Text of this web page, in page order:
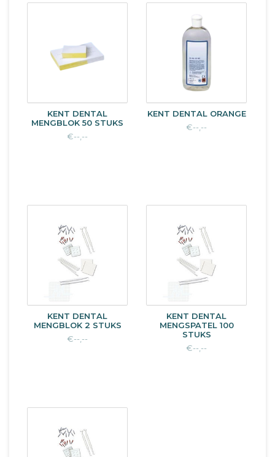
KENT DENTAL
MENGBLOK 50 STUKS
€--,--
KENT DENTAL ORANGE
€--,--
KENT DENTAL
MENGBLOK 2 STUKS
€--,--
KENT DENTAL
MENGSPATEL 100
STUKS
€--,--